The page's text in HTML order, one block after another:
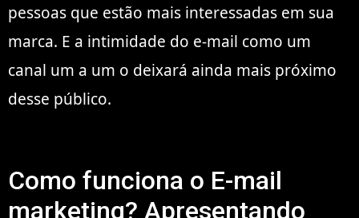
pessoas que estão mais interessadas em sua
marca. E a intimidade do e-mail como um
canal um a um o deixará ainda mais próximo
desse público.
Como funciona o E-mail
marketing? Apresentando